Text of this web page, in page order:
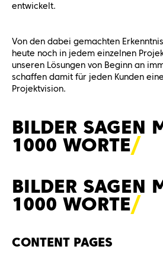
entwickelt.
Von den dabei gemachten
heute noch in jedem einzelnen
unseren Lösungen von Beginn an
schaffen damit für jeden Kunden
Projektvision.
BILDER SAGEN
1000 WORTE
BILDER SAGEN
1000 WORTE
CONTENT PAGES